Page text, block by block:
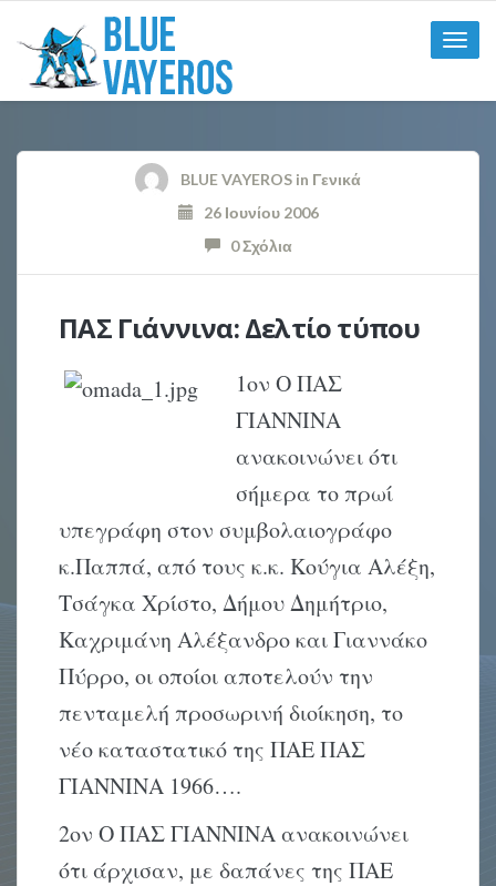
Toggle
BLUE VAYEROS in Γενικά
26 Ιουνίου 2006
0 Σχόλια
ΠΑΣ Γιάννινα: Δελτίο τύπου
1ον Ο ΠΑΣ
ΓΙΑΝΝΙΝΑ
ανακοινώνει ότι
σήμερα το πρωί
υπεγράφη στον συμβολαιογράφο
κ.Παππά, από τους κ.κ. Κούγια Αλέξη,
Τσάγκα Χρίστο, Δήμου Δημήτριο,
Καχριμάνη Αλέξανδρο και Γιαννάκο
Πύρρο, οι οποίοι αποτελούν την
πενταμελή προσωρινή διοίκηση, το
νέο καταστατικό της ΠΑΕ ΠΑΣ
ΓΙΑΝΝΙΝΑ 1966….
2ον Ο ΠΑΣ ΓΙΑΝΝΙΝΑ ανακοινώνει
ότι άρχισαν, με δαπάνες της ΠΑΕ